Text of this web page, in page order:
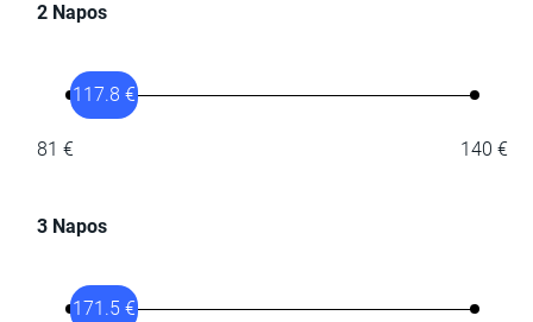
2 Napos
81 €
117.8 €
140 €
3 Napos
171.5 €